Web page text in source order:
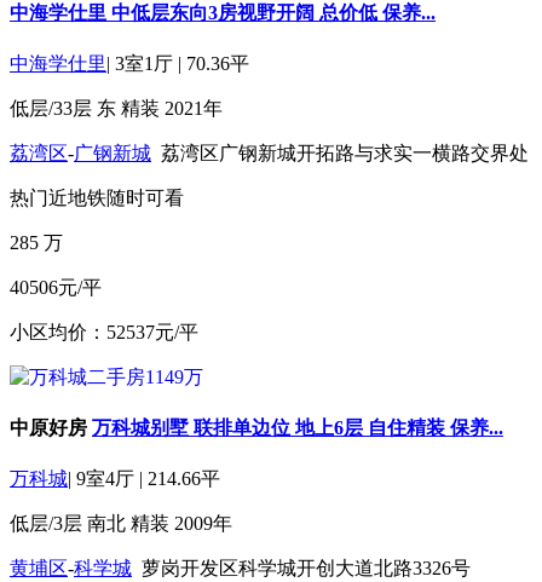
中海学仕里 中低层东向3房视野开阔 总价低 保养...
中海学仕里| 3室1厅 | 70.36平
低层/33层 东 精装 2021年
荔湾区-广钢新城 荔湾区广钢新城开拓路与求实一横路交界处
热门近地铁随时可看
285 万
40506元/平
小区均价：52537元/平
中原好房 万科城别墅 联排单边位 地上6层 自住精装 保养...
万科城| 9室4厅 | 214.66平
低层/3层 南北 精装 2009年
黄埔区-科学城 萝岗开发区科学城开创大道北路3326号